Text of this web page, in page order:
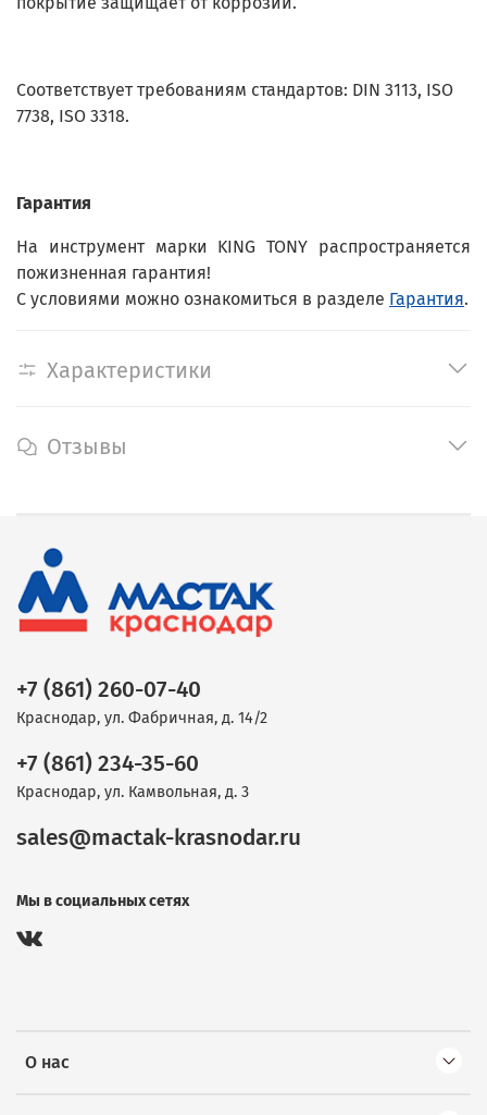
Соответствует требованиям стандартов: DIN 3113, ISO
7738, ISO 3318.
Гарантия
На инструмент марки KING TONY распространяется
пожизненная гарантия!
С условиями можно ознакомиться в разделе Гарантия.
Характеристики
Отзывы
О нас
+7 (861) 260-07-40
Краснодар, ул. Фабричная, д. 14/2
+7 (861) 234-35-60
Краснодар, ул. Камвольная, д. 3
sales@mactak-krasnodar.ru
Мы в социальных сетях